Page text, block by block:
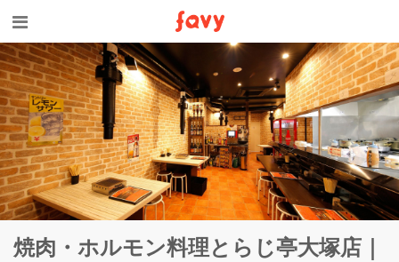
焼肉・ホルモン料理とらじ亭大塚店｜